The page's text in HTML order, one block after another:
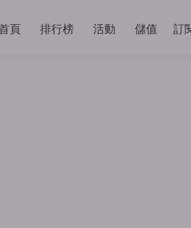
頁 排行榜 活動 儲值 訂